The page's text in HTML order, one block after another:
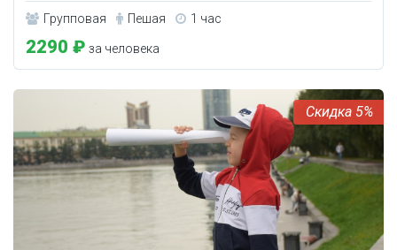
Групповая Пешая 1 час
2290 ₽ за человека
5%